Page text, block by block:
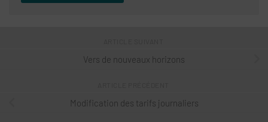
Vers de nouveaux horizons
Modification des tarifs journaliers